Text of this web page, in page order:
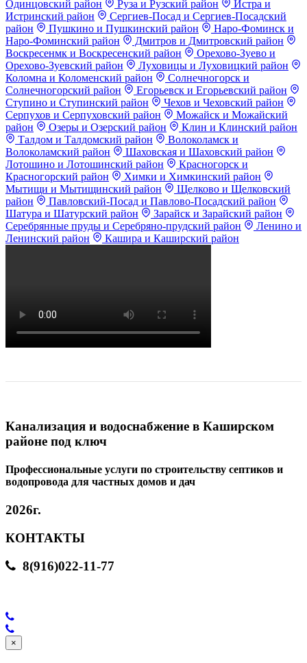
Одинцовский район
Руза и Рузский район
Истра и
Истринский район
Сергиев-Посад и Сергиев-Посадский
район
Пушкино и Пушкинский район
Наро-Фоминск и
Наро-Фоминский район
Дмитров и Дмитровский район
Воскресенмк и Воскресенский район
Орехово-Зуево и
Орехово-Зуевский район
Луховицы и Луховицкий район
Коломна и Коломенский район
Солнечногорск и
Солнечногорский район
Егорьевск и Егорьевский район
Ступино и Ступинский район
Чехов и Чеховский район
Серпухов и Серпуховский район
Можайск и Можайский
район
Озеры и Озерский район
Клин и Клинский район
Талдом и Талдомский район
Волоколамск и
Волоколамский район
Шаховская и Шаховский район
Лотошино и Лотошинский район
Красногорск и
Красногорский район
Химки и Химкинский район
Мытищи и Мытищинский район
Щелково и Щелковский
район
Павловский-Посад и Павлово-Посадский район
Шатура и Шатурский район
Зарайск и Зарайский район
Серебрянные пруды и Серебряно-прудский район
Ленино и
Ленинский район
Кашира и Каширский район
Канализация и водоснабжение в Каширском
районе под ключ
Профессиональные услуги по строительству септиков и
водопровода для частных домов и дач
2026г.
КОНТАКТЫ
8(916)022-11-77
×